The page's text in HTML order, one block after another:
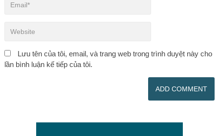
Lưu tên của tôi, email, và trang web trong trình duyệt này cho
lần bình luận kế tiếp của tôi.